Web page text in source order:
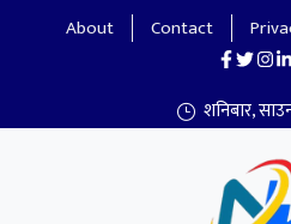
About Contact
शनिबार,